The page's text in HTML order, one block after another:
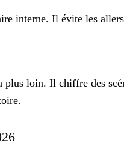
interne. Il évite les
loin. Il chiffre des